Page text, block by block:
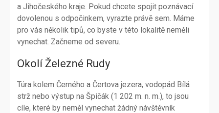
a Jihočeského kraje. Pokud chcete spojit poznávací
dovolenou s odpočinkem, vyrazte právě sem. Máme
pro vás několik tipů, co byste v této lokalitě neměli
vynechat. Začneme od severu.
Okolí Železné Rudy
Túra kolem Černého a Čertova jezera, vodopád Bílá
strž nebo výstup na Špičák (1 202 m. n. m.), to jsou
cíle, které by neměl vynechat žádný návštěvník